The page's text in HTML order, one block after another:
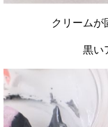
クリームが
黒い